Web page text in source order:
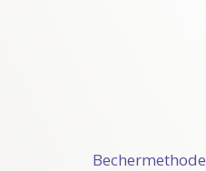
Bechermethode